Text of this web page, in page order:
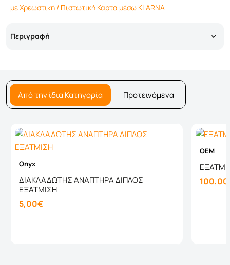
με Χρεωστική / Πιστωτική Κάρτα μέσω KLARNA
Περιγραφή
Από την ίδια Κατηγορία Προτεινόμενα
Onyx
ΔΙΑΚΛΑΔΩΤΗΣ ΑΝΑΠΤΗΡΑ ΔΙΠΛΟΣ
ΕΞΑΤΜΙΣΗ
5,00€
OEM